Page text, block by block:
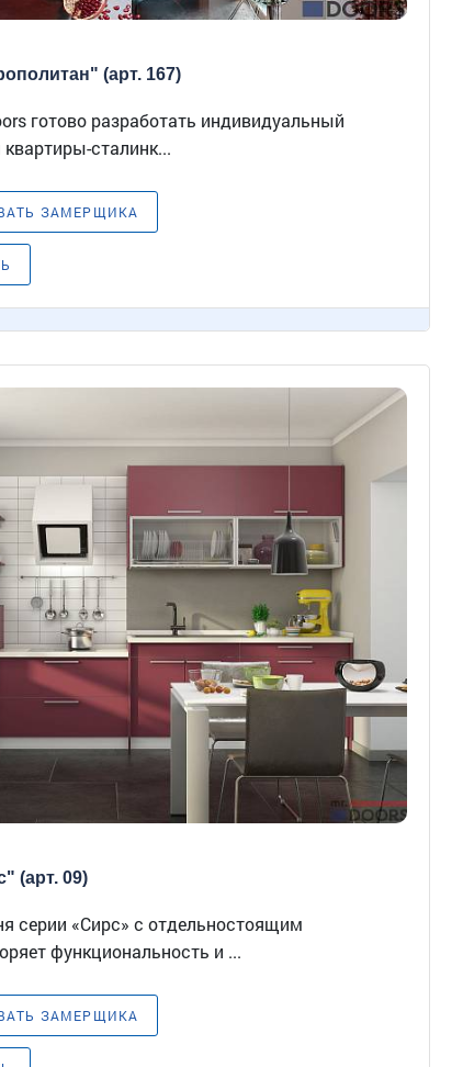
(арт. 167)
готово разработать индивидуальный
сталинк...
ЗАМЕРЩИКА
(арт. 09)
серии «Сирс» с отдельностоящим
функциональность и ...
ЗАМЕРЩИКА